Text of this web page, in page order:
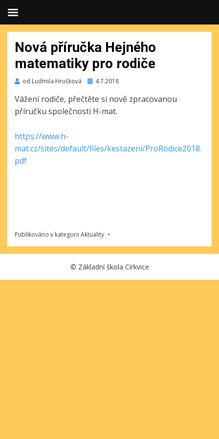
Nová příručka Hejného
matematiky pro rodiče
od Ludmila Hrušková Publikováno
4.7.2018
Vážení rodiče, přečtěte si nově zpracovanou
příručku společnosti H-mat.
https://www.h-
mat.cz/sites/default/files/kestazeni/ProRodice2018.
pdf
Publikováno v kategorii Aktuality
© Základní škola Církvice